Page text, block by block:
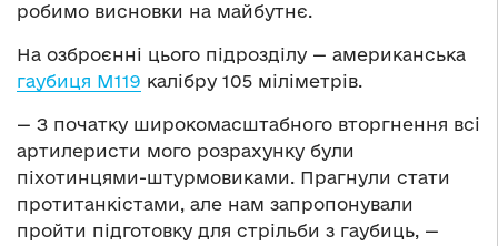
робимо висновки на майбутнє.
На озброєнні цього підрозділу — американська
гаубиця М119 калібру 105 міліметрів.
— З початку широкомасштабного вторгнення всі
артилеристи мого розрахунку були
піхотинцями-штурмовиками. Прагнули стати
протитанкістами, але нам запропонували
пройти підготовку для стрільби з гаубиць, —